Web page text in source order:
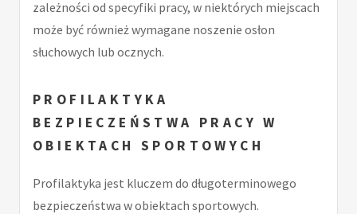
zależności od specyfiki pracy, w niektórych miejscach
może być również wymagane noszenie osłon
słuchowych lub ocznych.
PROFILAKTYKA
BEZPIECZEŃSTWA PRACY W
OBIEKTACH SPORTOWYCH
Profilaktyka jest kluczem do długoterminowego
bezpieczeństwa w obiektach sportowych.